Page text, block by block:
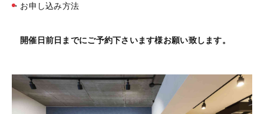
・お申し込み方法
開催日前日までにご予約下さいます様お願い致します。